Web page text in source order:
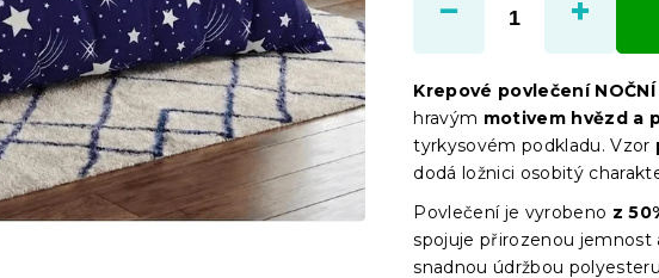
Krepové povlečení NOČNÍ
hravým motivem hvězd a
tyrkysovém podkladu. Vzor
dodá ložnici osobitý
Povlečení je vyrobeno z
spojuje přirozenou jemnost
snadnou údržbou